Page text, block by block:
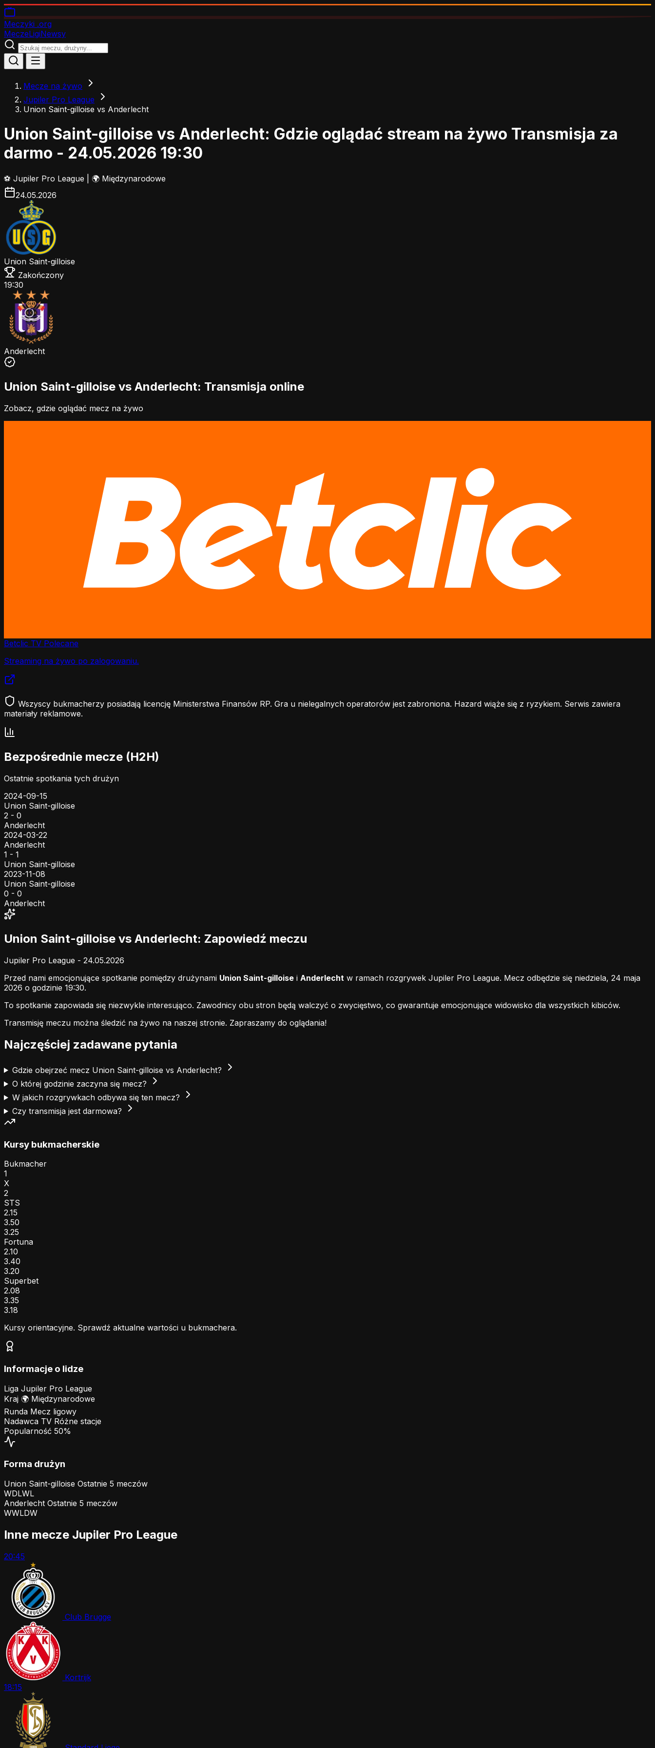
Meczyki .org
MeczeLigiNewsy
Mecze na żywo
Jupiler Pro League
Union Saint-gilloise vs Anderlecht
Union Saint-gilloise vs Anderlecht: Gdzie oglądać stream na żywo Transmisja za
darmo - 24.05.2026 19:30
⚽ Jupiler Pro League
🌍 Międzynarodowe
24.05.2026
Union Saint-gilloise
Zakończony
19:30
Anderlecht
Union Saint-gilloise vs Anderlecht: Transmisja online
Zobacz, gdzie oglądać mecz na żywo
Betclic TV Polecane
Streaming na żywo po zalogowaniu.
Wszyscy bukmacherzy posiadają licencję Ministerstwa Finansów RP. Gra u nielegalnych operatorów jest zabroniona. Hazard wiąże się z ryzykiem. Serwis zawiera
materiały reklamowe.
Bezpośrednie mecze (H2H)
Ostatnie spotkania tych drużyn
2024-09-15
Union Saint-gilloise
2 - 0
Anderlecht
2024-03-22
Anderlecht
1 - 1
Union Saint-gilloise
2023-11-08
Union Saint-gilloise
0 - 0
Anderlecht
Union Saint-gilloise vs Anderlecht: Zapowiedź meczu
Jupiler Pro League - 24.05.2026
Przed nami emocjonujące spotkanie pomiędzy drużynami Union Saint-gilloise i Anderlecht w ramach rozgrywek Jupiler Pro League. Mecz odbędzie się niedziela, 24 maja
2026 o godzinie 19:30.
To spotkanie zapowiada się niezwykle interesująco. Zawodnicy obu stron będą walczyć o zwycięstwo, co gwarantuje emocjonujące widowisko dla wszystkich kibiców.
Transmisję meczu można śledzić na żywo na naszej stronie. Zapraszamy do oglądania!
Najczęściej zadawane pytania
Gdzie obejrzeć mecz Union Saint-gilloise vs Anderlecht?
O której godzinie zaczyna się mecz?
W jakich rozgrywkach odbywa się ten mecz?
Czy transmisja jest darmowa?
Kursy bukmacherskie
Bukmacher
1
X
2
STS
2.15
3.50
3.25
Fortuna
2.10
3.40
3.20
Superbet
2.08
3.35
3.18
Kursy orientacyjne. Sprawdź aktualne wartości u bukmachera.
Informacje o lidze
Liga Jupiler Pro League
Kraj 🌍 Międzynarodowe
Runda Mecz ligowy
Nadawca TV Różne stacje
Popularność 50%
Forma drużyn
Union Saint-gilloise Ostatnie 5 meczów
WDLWL
Anderlecht Ostatnie 5 meczów
WWLDW
Inne mecze Jupiler Pro League
20:45
Club Brugge
Kortrijk
18:15